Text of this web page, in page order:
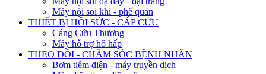
Máy nội soi khí - phế quản
THIẾT BỊ HỒI SỨC - CẤP CỨU
Cáng Cứu Thương
Máy hỗ trợ hô hấp
THEO DÕI - CHĂM SÓC BỆNH NHÂN
Bơm tiêm điện - máy truyền dịch